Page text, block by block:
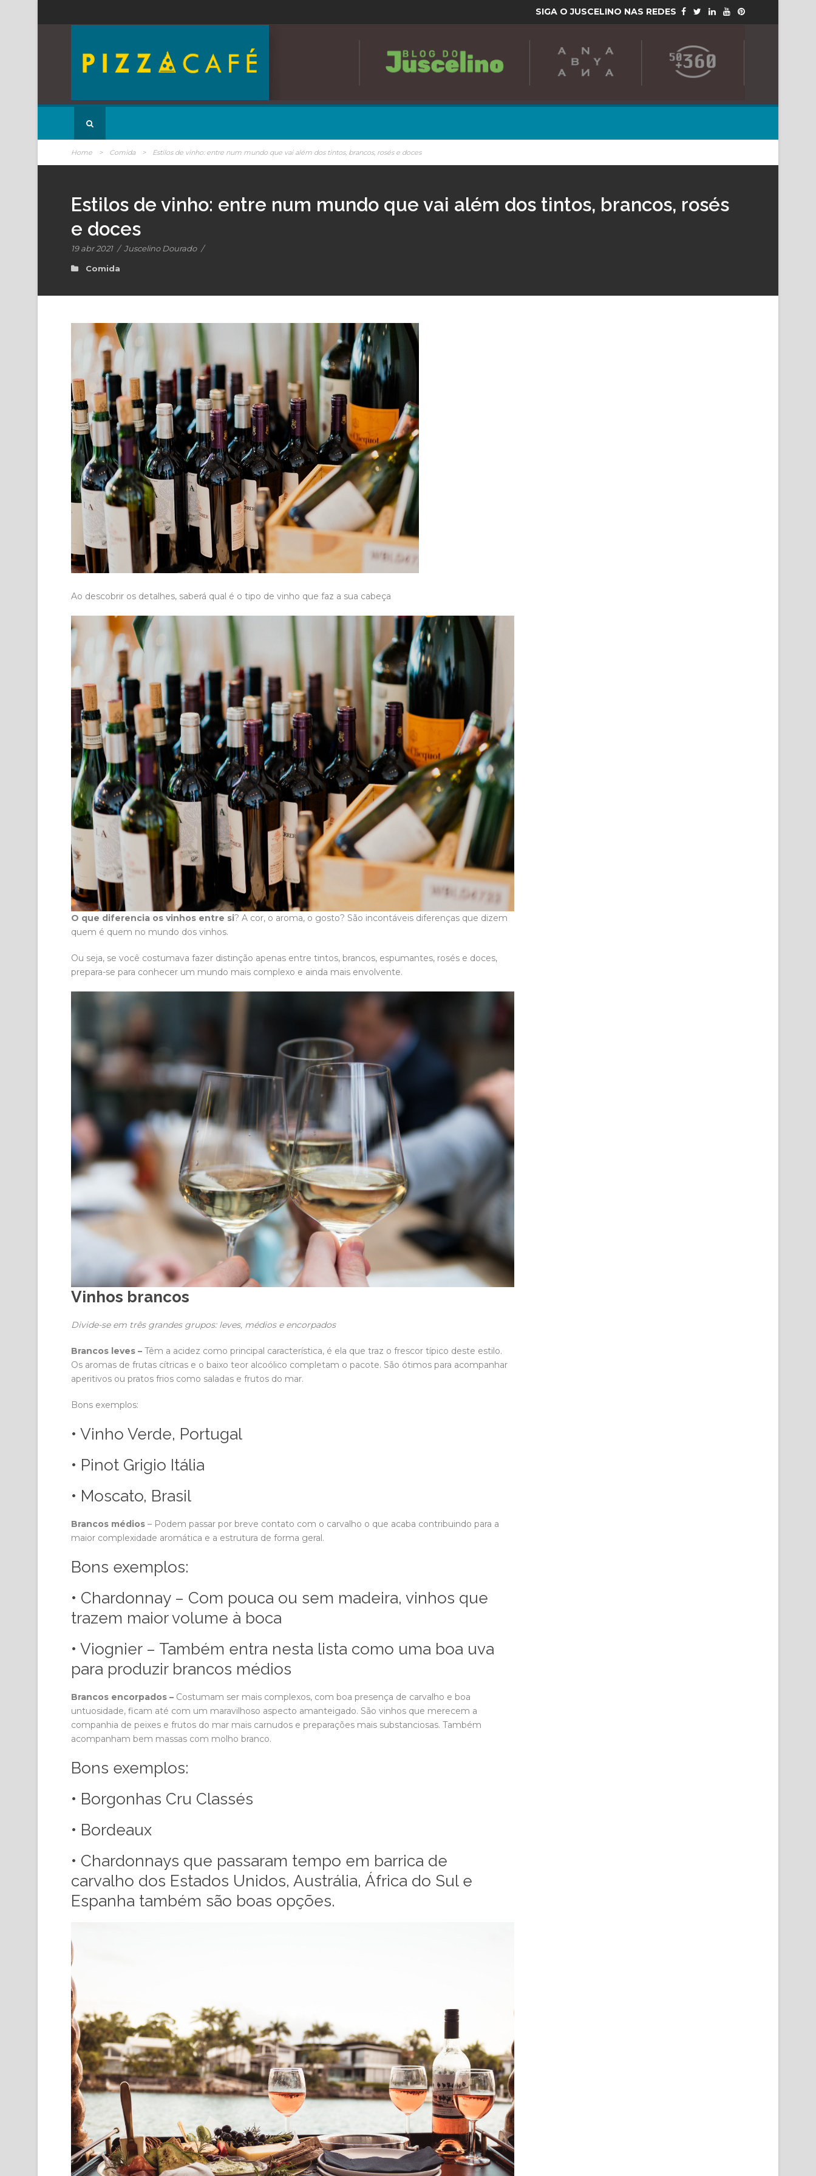
SIGA O JUSCELINO NAS REDES
Home > Comida > Estilos de vinho: entre num mundo que vai além dos tintos, brancos, rosés e doces
Estilos de vinho: entre num mundo que vai além dos tintos, brancos, rosés
e doces
19 abr 2021 / Juscelino Dourado /
Comida
Ao descobrir os detalhes, saberá qual é o tipo de vinho que faz a sua cabeça
O que diferencia os vinhos entre si? A cor, o aroma, o gosto? São incontáveis diferenças que dizem
quem é quem no mundo dos vinhos.
Ou seja, se você costumava fazer distinção apenas entre tintos, brancos, espumantes, rosés e doces,
prepara-se para conhecer um mundo mais complexo e ainda mais envolvente.
Vinhos brancos
Divide-se em três grandes grupos: leves, médios e encorpados
Brancos leves – Têm a acidez como principal característica, é ela que traz o frescor típico deste estilo.
Os aromas de frutas cítricas e o baixo teor alcoólico completam o pacote. São ótimos para acompanhar
aperitivos ou pratos frios como saladas e frutos do mar.
Bons exemplos:
• Vinho Verde, Portugal
• Pinot Grigio Itália
• Moscato, Brasil
Brancos médios – Podem passar por breve contato com o carvalho o que acaba contribuindo para a
maior complexidade aromática e a estrutura de forma geral.
Bons exemplos:
• Chardonnay – Com pouca ou sem madeira, vinhos que
trazem maior volume à boca
• Viognier – Também entra nesta lista como uma boa uva
para produzir brancos médios
Brancos encorpados – Costumam ser mais complexos, com boa presença de carvalho e boa
untuosidade, ficam até com um maravilhoso aspecto amanteigado. São vinhos que merecem a
companhia de peixes e frutos do mar mais carnudos e preparações mais substanciosas. Também
acompanham bem massas com molho branco.
Bons exemplos:
• Borgonhas Cru Classés
• Bordeaux
• Chardonnays que passaram tempo em barrica de
carvalho dos Estados Unidos, Austrália, África do Sul e
Espanha também são boas opções.